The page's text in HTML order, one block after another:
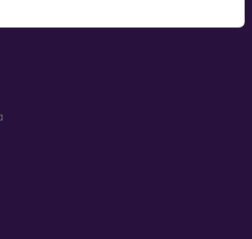
materijal, no često se kombiniraju
zahvaljujući kojoj se maskica
su od silikonskih, no nemaju tako
udaraca.